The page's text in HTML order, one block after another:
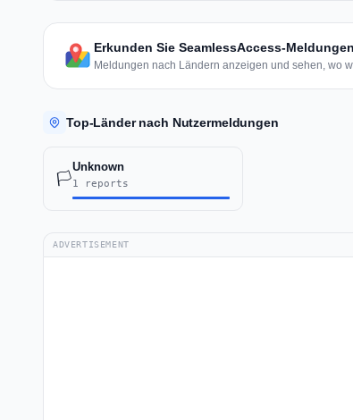
Erkunden Sie SeamlessAccess-
Meldungen nach Ländern anzeigen und sehen, wo
Top-Länder nach Nutzermeldungen
🏳️
Unknown
1 reports
ADVERTISEMENT